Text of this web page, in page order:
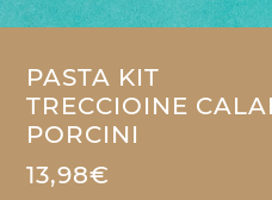
PASTA KIT
TRECCIOINE
PORCINI
13,98€